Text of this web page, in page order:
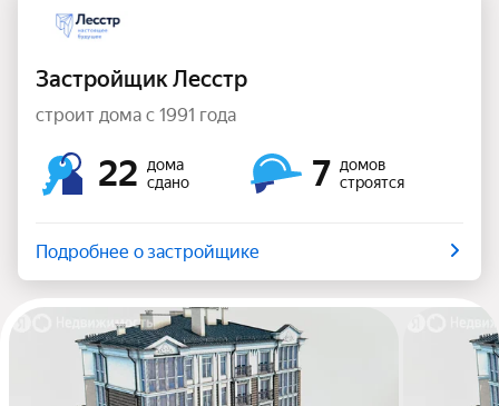
Застройщик Лесстр
строит дома с 1991 года
22
дома
сдано
7 домов
строятся
Подробнее о застройщике